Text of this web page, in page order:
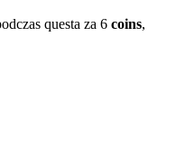
questa za 6 coins,